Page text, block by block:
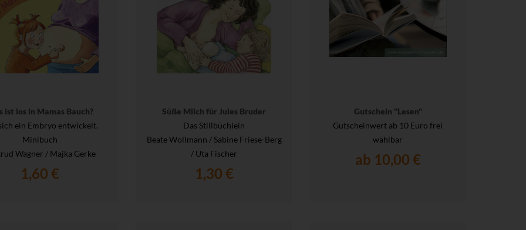
ist los in Mamas Bauch?
ein Embryo entwickelt.
Minibuch
Wagner / Majka Gerke
1,60 €
Süße Milch für Jules Bruder
Das Stillbüchlein
Beate Wollmann / Sabine Friese-Berg
/ Uta Fischer
1,30 €
Gutschein "Lesen"
Gutscheinwert ab 10 Euro frei
wählbar
ab 10,00 €